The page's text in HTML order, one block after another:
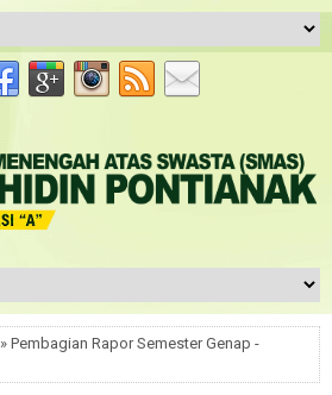
» Pembagian Rapor Semester Genap -